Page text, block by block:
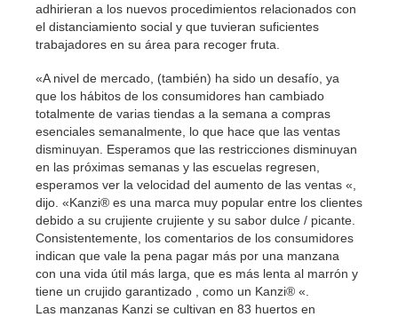
adhirieran a los nuevos procedimientos relacionados con
el distanciamiento social y que tuvieran suficientes
trabajadores en su área para recoger fruta.
«A nivel de mercado, (también) ha sido un desafío, ya
que los hábitos de los consumidores han cambiado
totalmente de varias tiendas a la semana a compras
esenciales semanalmente, lo que hace que las ventas
disminuyan. Esperamos que las restricciones disminuyan
en las próximas semanas y las escuelas regresen,
esperamos ver la velocidad del aumento de las ventas «,
dijo. «Kanzi® es una marca muy popular entre los clientes
debido a su crujiente crujiente y su sabor dulce / picante.
Consistentemente, los comentarios de los consumidores
indican que vale la pena pagar más por una manzana
con una vida útil más larga, que es más lenta al marrón y
tiene un crujido garantizado , como un Kanzi® «.
Las manzanas Kanzi se cultivan en 83 huertos en